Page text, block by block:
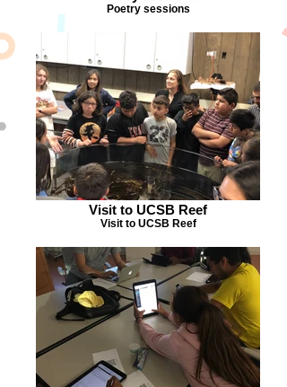
Poetry sessions
Visit to UCSB Reef
Visit to UCSB Reef